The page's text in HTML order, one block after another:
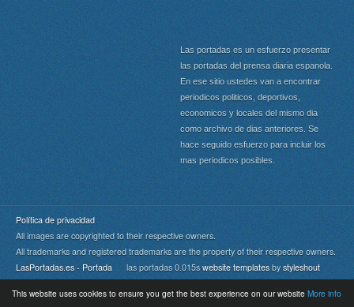
This website uses cookies to ensure you get the best experience on our website More info
Las portadas es un esfuerzo presentar
las portadas del prensa diaria espanola.
En ese sitio ustedes van a encontrar
periodicos politicos, deportivos,
economicos y locales del mismo dia
como archivo de dias anteriores. Se
hace seguido esfuerzo para incluir los
mas periodicos posibles.
Política de privacidad
All images are copyrighted to their respective owners.
All trademarks and registered trademarks are the property of their respective owners.
LasPortadas.es - Portada las portadas 0.015s website templates by styleshout